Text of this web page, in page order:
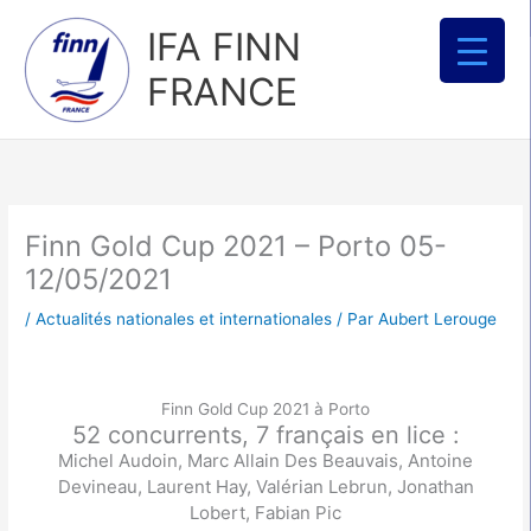
contenu
IFA FINN
FRANCE
Finn Gold Cup 2021 – Porto 05-
12/05/2021
/Actualités nationales et internationales / ParAubert Lerouge
Finn Gold Cup 2021 à Porto
52 concurrents, 7 français en lice :
Michel Audoin, Marc Allain Des Beauvais, Antoine
Devineau, Laurent Hay, Valérian Lebrun, Jonathan
Lobert, Fabian Pic